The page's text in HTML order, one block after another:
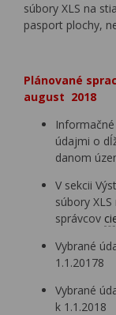
súbory XLS na
pasport plochy,
Plánované
august 2018
údajmi o
danom
V sekcii
súbory
správcov
Vybrané
1.1.20178
Vybrané
k 1.1.2018